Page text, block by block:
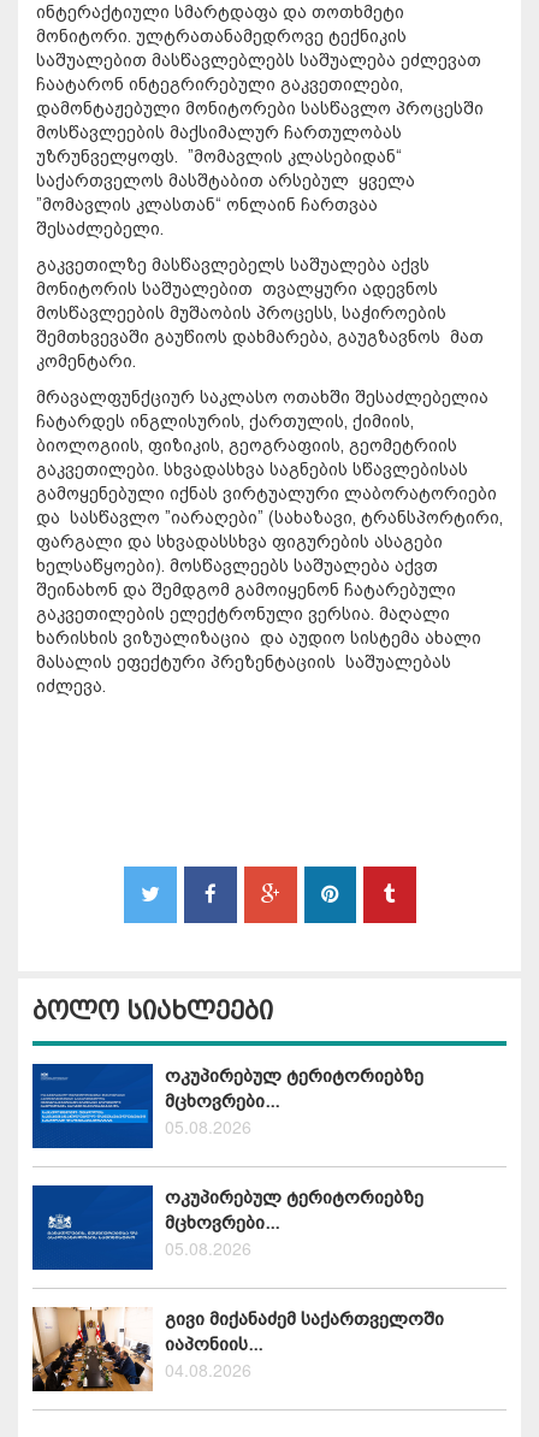
ინტერაქტიული სმარტდაფა და თოთხმეტი
მონიტორი. ულტრათანამედროვე ტექნიკის
საშუალებით მასწავლებლებს საშუალება ეძლევათ
ჩაატარონ ინტეგრირებული გაკვეთილები,
დამონტაჟებული მონიტორები სასწავლო პროცესში
მოსწავლეების მაქსიმალურ ჩართულობას
უზრუნველყოფს. ”მომავლის კლასებიდან“
საქართველოს მასშტაბით არსებულ ყველა
”მომავლის კლასთან“ ონლაინ ჩართვაა
შესაძლებელი.
გაკვეთილზე მასწავლებელს საშუალება აქვს
მონიტორის საშუალებით თვალყური ადევნოს
მოსწავლეების მუშაობის პროცესს, საჭიროების
შემთხვევაში გაუწიოს დახმარება, გაუგზავნოს მათ
კომენტარი.
მრავალფუნქციურ საკლასო ოთახში შესაძლებელია
ჩატარდეს ინგლისურის, ქართულის, ქიმიის,
ბიოლოგიის, ფიზიკის, გეოგრაფიის, გეომეტრიის
გაკვეთილები. სხვადასხვა საგნების სწავლებისას
გამოყენებული იქნას ვირტუალური ლაბორატორიები
და სასწავლო ”იარაღები” (სახაზავი, ტრანსპორტირი,
ფარგალი და სხვადასსხვა ფიგურების ასაგები
ხელსაწყოები). მოსწავლეებს საშუალება აქვთ
შეინახონ და შემდგომ გამოიყენონ ჩატარებული
გაკვეთილების ელექტრონული ვერსია. მაღალი
ხარისხის ვიზუალიზაცია და აუდიო სისტემა ახალი
მასალის ეფექტური პრეზენტაციის საშუალებას
იძლევა.
ბოლო სიახლეები
ოკუპირებულ ტერიტორიებზე
მცხოვრები...
05.08.2026
ოკუპირებულ ტერიტორიებზე
მცხოვრები...
05.08.2026
გივი მიქანაძემ საქართველოში
იაპონიის...
04.08.2026